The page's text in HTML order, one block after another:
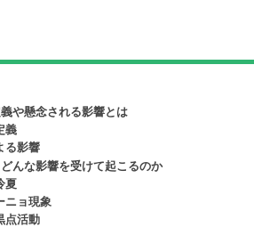
や懸念される影響とは
義
る影響
んな影響を受けて起こるのか
夏
ニョ現象
点活動